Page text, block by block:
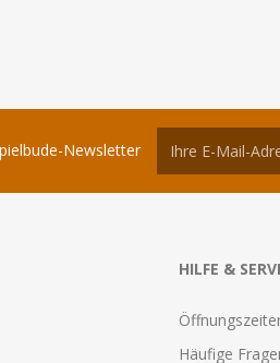
Newsletter
HILFE &
Häufige